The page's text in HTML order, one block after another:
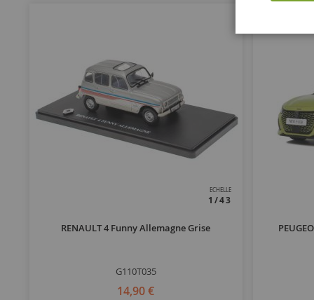
ECHELLE
1/43
RENAULT 4 Funny Allemagne Grise
G110T035
14,90 €